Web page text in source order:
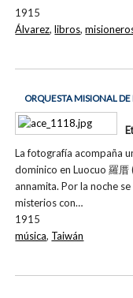
1915
Álvarez,libros,
ORQUESTA MISIONAL
La fotografía acompaña
dominico en Luocuo 羅厝
annamita. Por la noche
misterios con…
1915
música, Taiwán